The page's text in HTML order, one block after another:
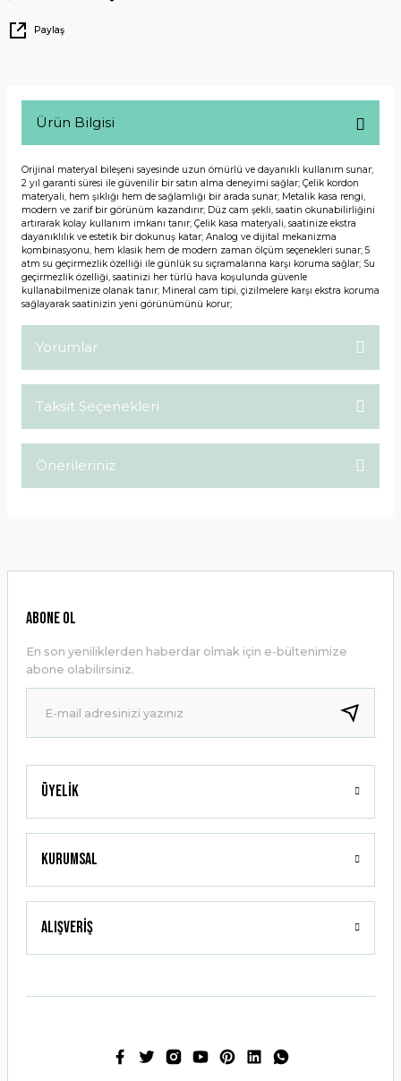
Paylaş
Ürün Bilgisi
Orijinal materyal bileşeni sayesinde uzun ömürlü ve dayanıklı kullanım sunar;
2 yıl garanti süresi ile güvenilir bir satın alma deneyimi sağlar; Çelik kordon
materyali, hem şıklığı hem de sağlamlığı bir arada sunar; Metalik kasa rengi,
modern ve zarif bir görünüm kazandırır; Düz cam şekli, saatin okunabilirliğini
artırarak kolay kullanım imkanı tanır; Çelik kasa materyali, saatinize ekstra
dayanıklılık ve estetik bir dokunuş katar; Analog ve dijital mekanizma
kombinasyonu, hem klasik hem de modern zaman ölçüm seçenekleri sunar; 5
atm su geçirmezlik özelliği ile günlük su sıçramalarına karşı koruma sağlar; Su
geçirmezlik özelliği, saatinizi her türlü hava koşulunda güvenle
kullanabilmenize olanak tanır; Mineral cam tipi, çizilmelere karşı ekstra koruma
sağlayarak saatinizin yeni görünümünü korur;
Yorumlar
Taksit Seçenekleri
Önerileriniz
Ürün resmi kalitesiz, bozuk veya görüntülenemiyor.
Ürün bilgilerinde hatalar bulunuyor.
Ürün fiyatı diğer sitelerden daha pahalı.
Bu ürüne benzer farklı alternatifler olmalı.
Gönder
Üyelik
Kurumsal
Alışveriş
ABONE OL
En son yeniliklerden haberdar olmak için e-bültenimize
abone olabilirsiniz.